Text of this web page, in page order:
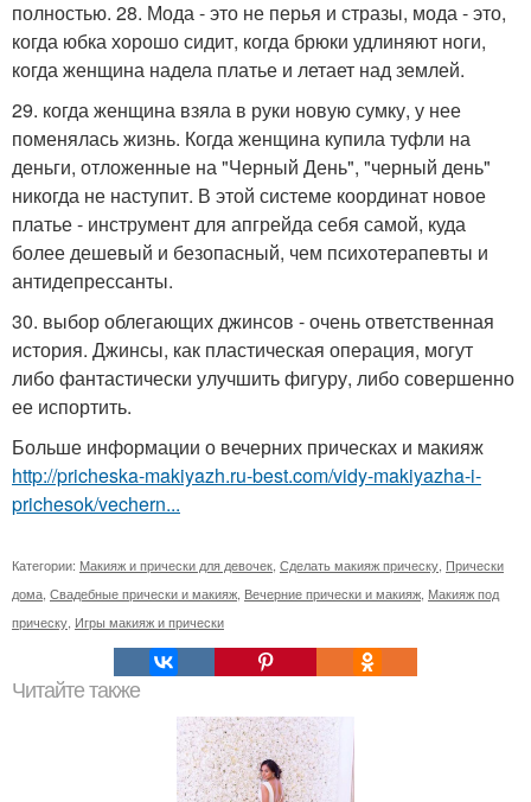
полностью. 28. Мода - это не перья и стразы, мода - это,
когда юбка хорошо сидит, когда брюки удлиняют ноги,
когда женщина надела платье и летает над землей.
29. когда женщина взяла в руки новую сумку, у нее
поменялась жизнь. Когда женщина купила туфли на
деньги, отложенные на "Черный День", "черный день"
никогда не наступит. В этой системе координат новое
платье - инструмент для апгрейда себя самой, куда
более дешевый и безопасный, чем психотерапевты и
антидепрессанты.
30. выбор облегающих джинсов - очень ответственная
история. Джинсы, как пластическая операция, могут
либо фантастически улучшить фигуру, либо совершенно
ее испортить.
Больше информации о вечерних прическах и макияж
http://pricheska-makiyazh.ru-best.com/vidy-makiyazha-i-
prichesok/vechern...
Категории: Макияж и прически для девочек Сделать макияж прическу Прически
дома Свадебные прически и макияж Вечерние прически и макияж Макияж под
прическу Игры макияж и прически
Читайте также